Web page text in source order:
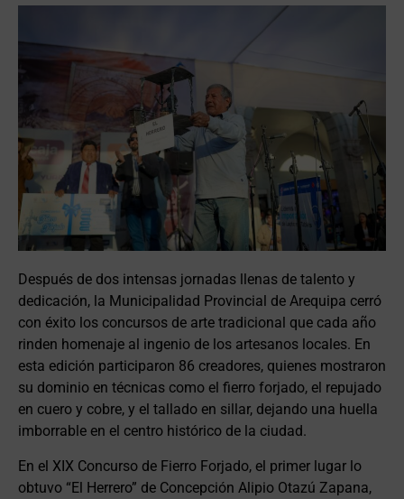
Después de dos intensas jornadas llenas de talento y
dedicación, la Municipalidad Provincial de Arequipa cerró
con éxito los concursos de arte tradicional que cada año
rinden homenaje al ingenio de los artesanos locales. En
esta edición participaron 86 creadores, quienes mostraron
su dominio en técnicas como el fierro forjado, el repujado
en cuero y cobre, y el tallado en sillar, dejando una huella
imborrable en el centro histórico de la ciudad.
En el XIX Concurso de Fierro Forjado, el primer lugar lo
obtuvo “El Herrero” de Concepción Alipio Otazú Zapana,